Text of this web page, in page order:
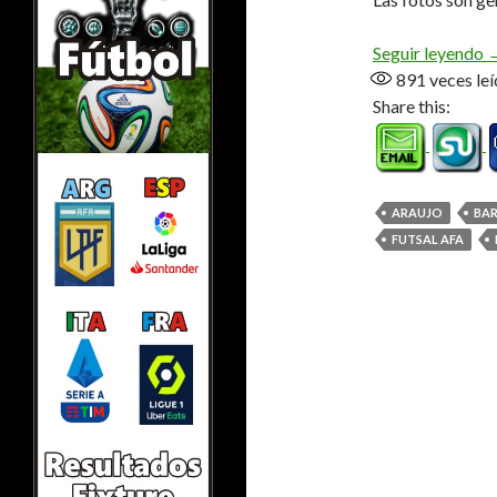
Seguir leyendo
891 veces
Share this:
ARAUJO
FUTSAL AFA